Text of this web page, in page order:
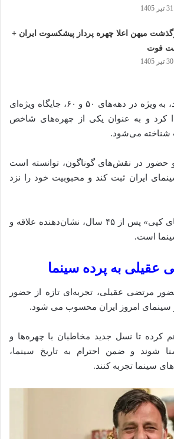
31 تیر 1405
میهن اعلا چهره پرداز پیشکسوت ایران +
فوت
30 تیر 1405
او با بازی در آثار متعدد، به ویژه در دهه‌های ۵۰ و ۶۰، جایگاه ویژه‌ای
کرد و به عنوان یکی از چهره‌های شاخص
شناخته می‌شود.
و حضور در نقش‌های گوناگون، توانسته است
ایران ثبت کند و محبوبیت خود را نزد
بازگشت او با فیلم «های کپی» پس از ۴۵ سال، نشان‌دهنده علاقه و
است.
به پرده سینما
مرتضی عقیلی، تجربه‌ای تازه از حضور
سینمای امروز ایران محسوب می‌ شود.
کرده تا نسل جدید مخاطبان با چهره‌ها و
شوند و ضمن احترام به تاریخ سینما،
سینما تجربه کنند.